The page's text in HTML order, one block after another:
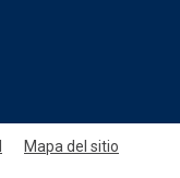
Mapa del sitio